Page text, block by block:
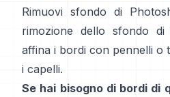
Rimuovi sfondo di
rimozione dello sfondo di
affina i bordi con pennelli o
i capelli.
Se hai bisogno di bordi di